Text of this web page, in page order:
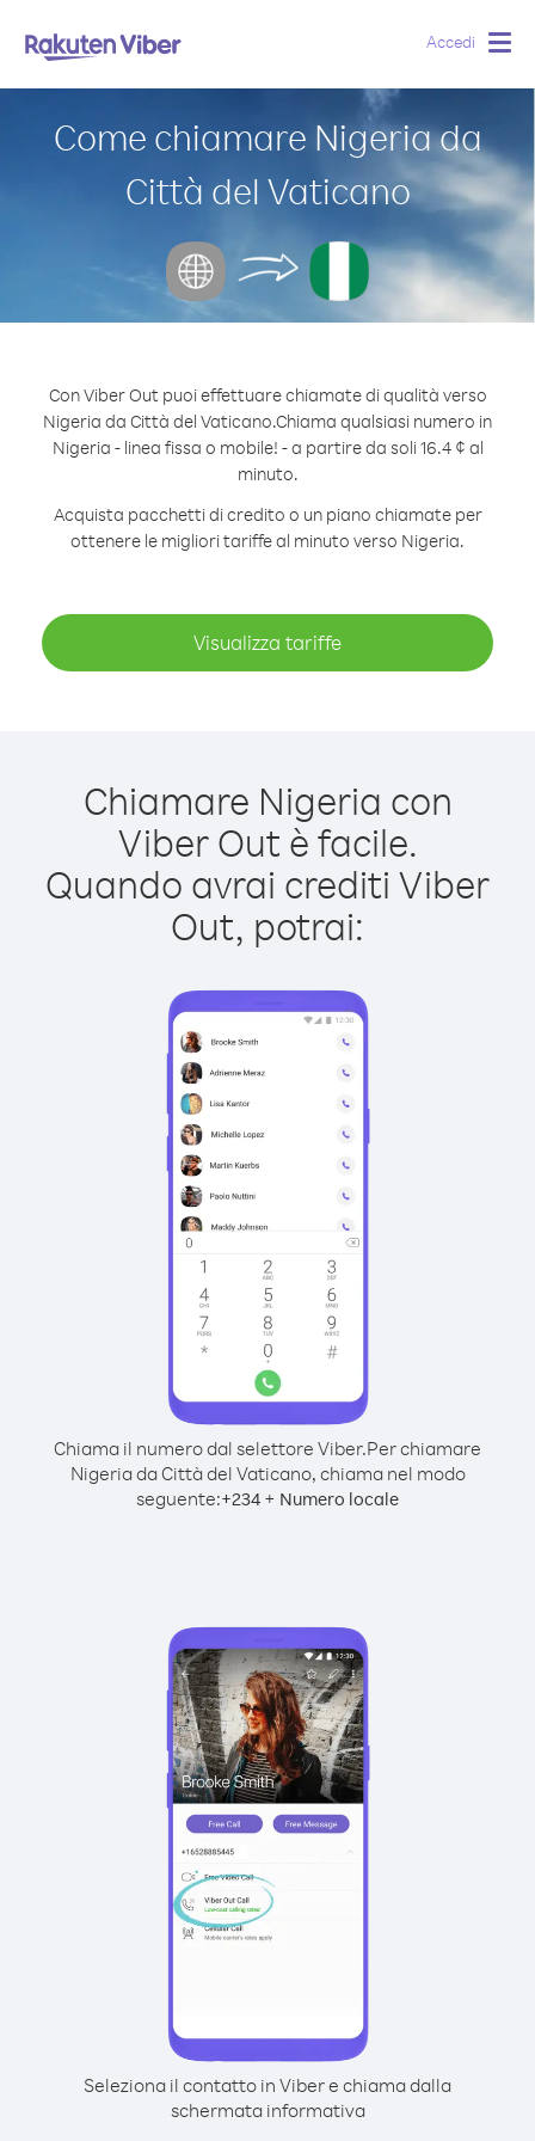
Accedi
Come chiamare Nigeria da
Città del Vaticano
Con Viber Out puoi effettuare chiamate di qualità verso
Nigeria da Città del Vaticano.Chiama qualsiasi numero in
Nigeria - linea fissa o mobile! - a partire da soli 16.4 ¢ al
minuto.
Acquista pacchetti di credito o un piano chiamate per
ottenere le migliori tariffe al minuto verso Nigeria.
Visualizza tariffe
Chiamare Nigeria con
Viber Out è facile.
Quando avrai crediti Viber
Out, potrai:
Chiama il numero dal selettore Viber.Per chiamare
Nigeria da Città del Vaticano, chiama nel modo
seguente:+234 + Numero locale
Seleziona il contatto in Viber e chiama dalla
schermata informativa